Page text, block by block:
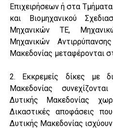
Επιχειρήσεων ή στα
και Βιομηχανικού
Μηχανικών ΤΕ,
Μηχανικών
Μακεδονίας μεταφέρονται
2. Εκκρεμείς δίκες με
Μακεδονίας
Δυτικής Μακεδονίας
Δικαστικές αποφάσεις
Δυτικής Μακεδονίας